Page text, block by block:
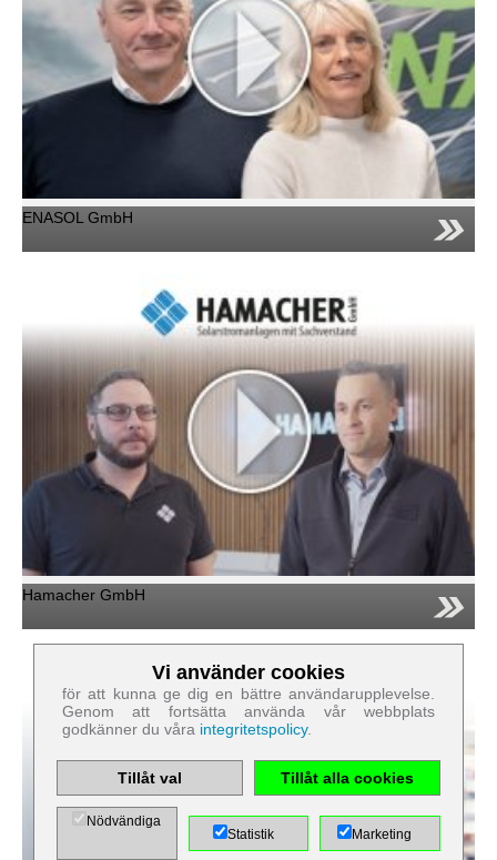
ENASOL GmbH
Hamacher GmbH
Cookies som är nödvändiga för att webbplatsen ska
fungera:
Session
Cookie
Värd
& Co. KG
Skydd
Vi använder cookies
för att kunna ge dig en bättre användarupplevelse.
Genom att fortsätta använda vår webbplats
godkänner du våra integritetspolicy.
Tillåt val Tillåt alla cookies
Nödvändiga
Statistik
Marketing